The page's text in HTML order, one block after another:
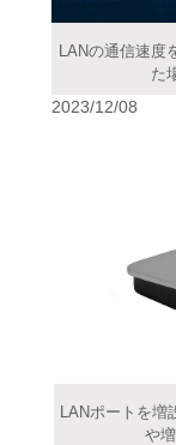
LANの通信速度
た
2023/12/08
LANポートを増
や